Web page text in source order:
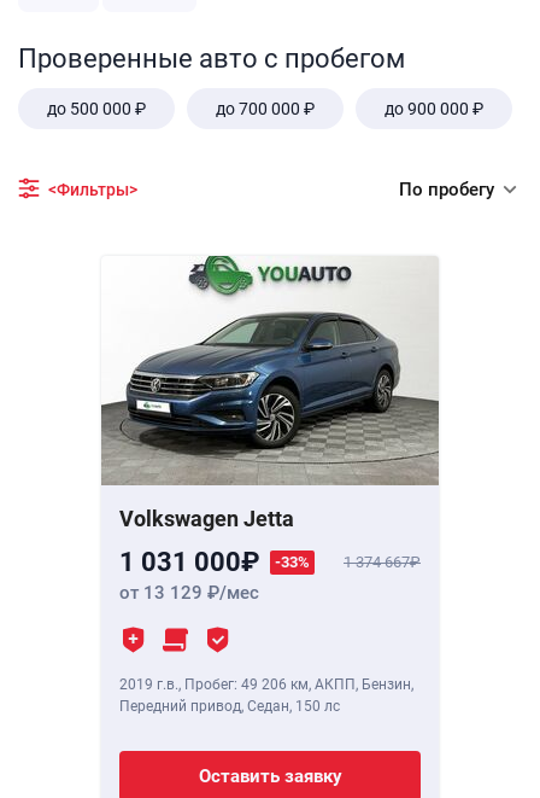
Проверенные авто с пробегом
до 500 000 ₽ до 700 000 ₽ до 900 000 ₽
<Фильтры> По пробегу
Volkswagen Jetta
1 031 000 -33% 1 374 667
от 13 129 /мес
2019 г.в., Пробег: 49 206 км, АКПП, Бензин,
Передний привод, Седан, 150 лс
Оставить заявку